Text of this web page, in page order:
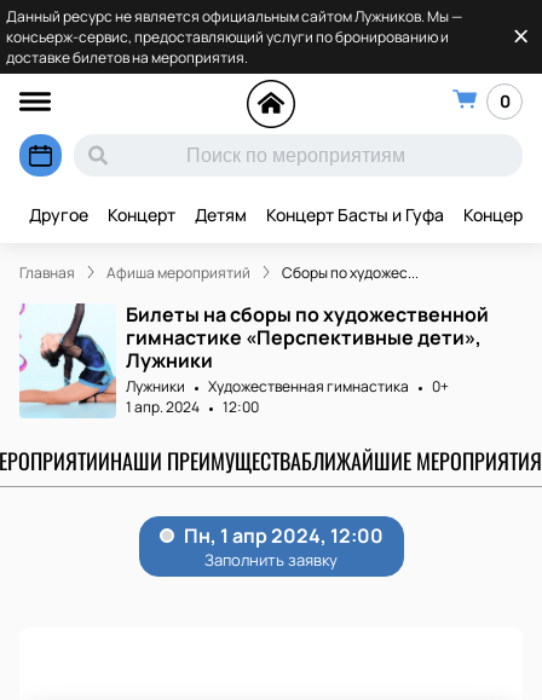
Данный ресурс не является официальным сайтом Лужников. Мы —
консьерж-сервис, предоставляющий услуги по бронированию и
доставке билетов на мероприятия.
0
Другое Концерт Детям Концерт Басты и Гуфа Концерт
Главная Афиша мероприятий Сборы по художес...
Билеты на сборы по художественной
гимнастике «Перспективные дети»,
Лужники
Лужники Художественная гимнастика
0+
1 апр. 2024
12:00
НАШИ ПРЕИМУЩЕСТВАБЛИЖАЙШИЕ МЕРОПРИЯТИЯ